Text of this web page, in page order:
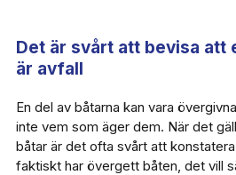
Det är svårt att bevisa att
är avfall
En del av båtarna kan vara
inte vem som äger dem. När det
båtar är det ofta svårt att
faktiskt har övergett båten, det vill